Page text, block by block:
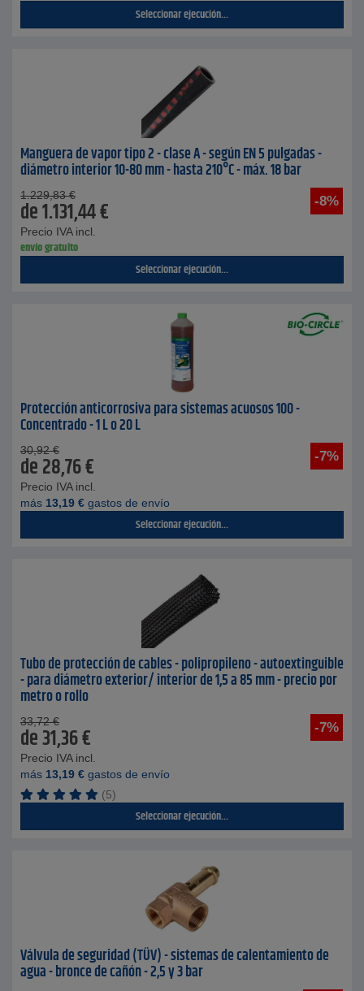
Seleccionar ejecución...
Manguera de vapor tipo 2 - clase A - según EN 5 pulgadas -
diámetro interior 10-80 mm - hasta 210°C - máx. 18 bar
-8%
1.229,83 €
de1.131,44€
Precio IVA incl.
envío gratuito
Seleccionar ejecución...
Protección anticorrosiva para sistemas acuosos 100 -
Concentrado - 1 L o 20 L
-7%
30,92 €
de28,76€
Precio IVA incl.
más 13,19 € gastos de envío
Seleccionar ejecución...
Tubo de protección de cables - polipropileno - autoextinguible
- para diámetro exterior/ interior de 1,5 a 85 mm - precio por
metro o rollo
-7%
33,72 €
de31,36€
Precio IVA incl.
más 13,19 € gastos de envío
(5)
Seleccionar ejecución...
Válvula de seguridad (TÜV) - sistemas de calentamiento de
agua - bronce de cañón - 2,5 y 3 bar